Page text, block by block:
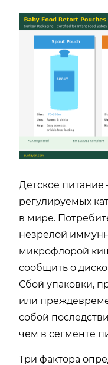
Детское питание
регулируемых
в мире.
незрелой
микрофлорой
сообщить о
Сбой упаковки,
или
собой
чем в сегменте
Три фактора